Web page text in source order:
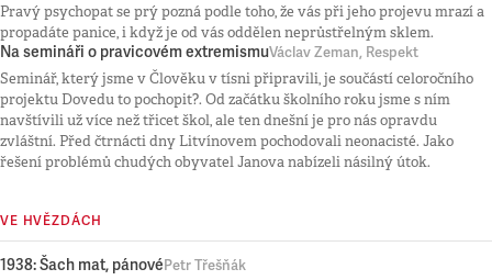
Pravý psychopat se prý pozná podle toho, že vás při jeho projevu mrazí a
propadáte panice, i když je od vás oddělen neprůstřelným sklem.
Na semináři o pravicovém extremismuVáclav Zeman, Respekt
Seminář, který jsme v Člověku v tísni připravili, je součástí celoročního
projektu Dovedu to pochopit?. Od začátku školního roku jsme s ním
navštívili už více než třicet škol, ale ten dnešní je pro nás opravdu
zvláštní. Před čtrnácti dny Litvínovem pochodovali neonacisté. Jako
řešení problémů chudých obyvatel Janova nabízeli násilný útok.
VE HVĚZDÁCH
1938: Šach mat, pánovéPetr Třešňák